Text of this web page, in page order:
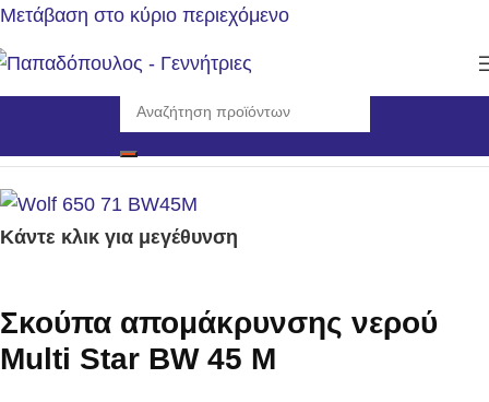
Μετάβαση στο κύριο περιεχόμενο
Αρχική σελίδα/Εργαλεία/Εργαλεία Χειρός
Κάντε κλικ για μεγέθυνση
Σκούπα απομάκρυνσης νερού
Multi Star BW 45 M